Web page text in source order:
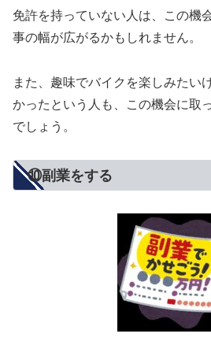
免許を持っていない人は、この機
事の幅が広がるかもしれません。
また、趣味でバイクを楽しみたい
かったという人も、この機会に取
でしょう。
⑩副業をする